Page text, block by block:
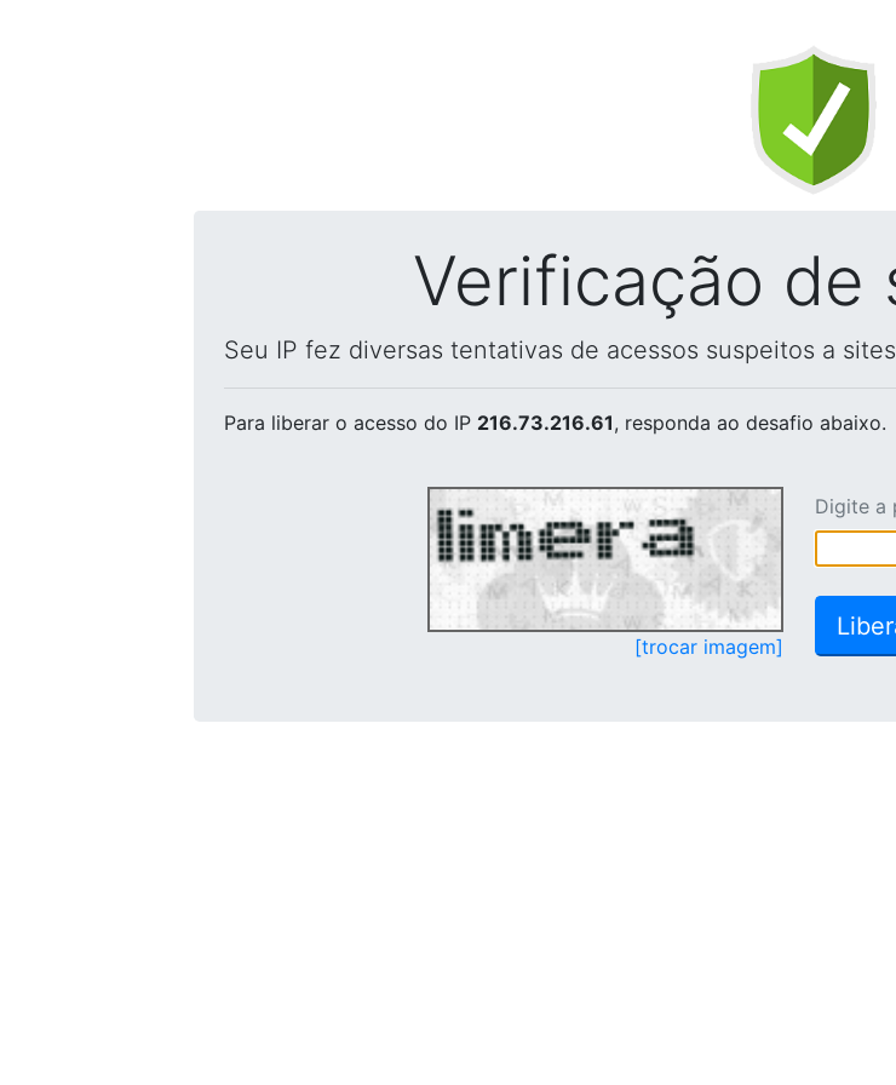
Verificação de
Seu IP fez diversas tentativas de acessos suspeitos a
Para liberar o acesso do IP 216.73.216.61, responda ao desafio abaixo.
[trocar imagem]
Digite a